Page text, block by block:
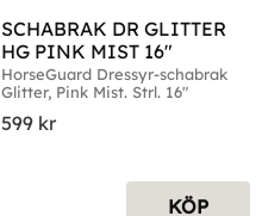
SCHABRAK DR GLITTER
HG PINK MIST 16"
HorseGuard Dressyr-schabrak
Glitter, Pink Mist. Strl. 16"
599 kr
KÖP